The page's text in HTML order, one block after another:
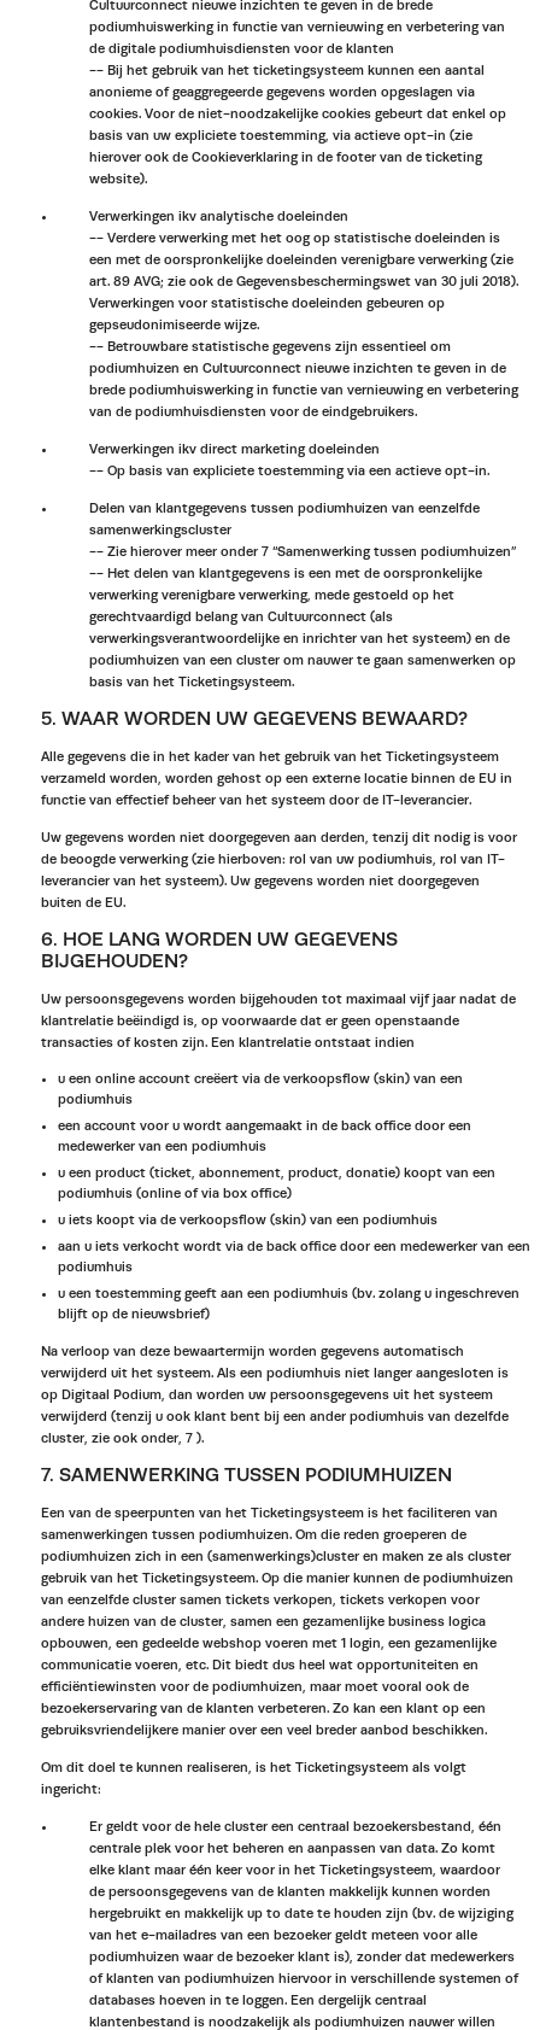
Cultuurconnect nieuwe inzichten te geven in de brede
podiumhuiswerking in functie van vernieuwing en verbetering van
de digitale podiumhuisdiensten voor de klanten
-- Bij het gebruik van het ticketingsysteem kunnen een aantal
anonieme of geaggregeerde gegevens worden opgeslagen via
cookies. Voor de niet-noodzakelijke cookies gebeurt dat enkel op
basis van uw expliciete toestemming, via actieve opt-in (zie
hierover ook de Cookieverklaring in de footer van de ticketing
website).
Verwerkingen ikv analytische doeleinden
-- Verdere verwerking met het oog op statistische doeleinden is
een met de oorspronkelijke doeleinden verenigbare verwerking (zie
art. 89 AVG; zie ook de Gegevensbeschermingswet van 30 juli 2018).
Verwerkingen voor statistische doeleinden gebeuren op
gepseudonimiseerde wijze.
-- Betrouwbare statistische gegevens zijn essentieel om
podiumhuizen en Cultuurconnect nieuwe inzichten te geven in de
brede podiumhuiswerking in functie van vernieuwing en verbetering
van de podiumhuisdiensten voor de eindgebruikers.
Verwerkingen ikv direct marketing doeleinden
-- Op basis van expliciete toestemming via een actieve opt-in.
Delen van klantgegevens tussen podiumhuizen van eenzelfde
samenwerkingscluster
-- Zie hierover meer onder 7 “Samenwerking tussen podiumhuizen”
-- Het delen van klantgegevens is een met de oorspronkelijke
verwerking verenigbare verwerking, mede gestoeld op het
gerechtvaardigd belang van Cultuurconnect (als
verwerkingsverantwoordelijke en inrichter van het systeem) en de
podiumhuizen van een cluster om nauwer te gaan samenwerken op
basis van het Ticketingsysteem.
5. WAAR WORDEN UW GEGEVENS BEWAARD?
Alle gegevens die in het kader van het gebruik van het Ticketingsysteem
verzameld worden, worden gehost op een externe locatie binnen de EU in
functie van effectief beheer van het systeem door de IT-leverancier.
Uw gegevens worden niet doorgegeven aan derden, tenzij dit nodig is voor
de beoogde verwerking (zie hierboven: rol van uw podiumhuis, rol van IT-
leverancier van het systeem). Uw gegevens worden niet doorgegeven
buiten de EU.
6. HOE LANG WORDEN UW GEGEVENS
BIJGEHOUDEN?
Uw persoonsgegevens worden bijgehouden tot maximaal vijf jaar nadat de
klantrelatie beëindigd is, op voorwaarde dat er geen openstaande
transacties of kosten zijn. Een klantrelatie ontstaat indien
u een online account creëert via de verkoopsflow (skin) van een
podiumhuis
een account voor u wordt aangemaakt in de back office door een
medewerker van een podiumhuis
u een product (ticket, abonnement, product, donatie) koopt van een
podiumhuis (online of via box office)
u iets koopt via de verkoopsflow (skin) van een podiumhuis
aan u iets verkocht wordt via de back office door een medewerker van een
podiumhuis
u een toestemming geeft aan een podiumhuis (bv. zolang u ingeschreven
blijft op de nieuwsbrief)
Na verloop van deze bewaartermijn worden gegevens automatisch
verwijderd uit het systeem. Als een podiumhuis niet langer aangesloten is
op Digitaal Podium, dan worden uw persoonsgegevens uit het systeem
verwijderd (tenzij u ook klant bent bij een ander podiumhuis van dezelfde
cluster, zie ook onder, 7 ).
7. SAMENWERKING TUSSEN PODIUMHUIZEN
Een van de speerpunten van het Ticketingsysteem is het faciliteren van
samenwerkingen tussen podiumhuizen. Om die reden groeperen de
podiumhuizen zich in een (samenwerkings)cluster en maken ze als cluster
gebruik van het Ticketingsysteem. Op die manier kunnen de podiumhuizen
van eenzelfde cluster samen tickets verkopen, tickets verkopen voor
andere huizen van de cluster, samen een gezamenlijke business logica
opbouwen, een gedeelde webshop voeren met 1 login, een gezamenlijke
communicatie voeren, etc. Dit biedt dus heel wat opportuniteiten en
efficiëntiewinsten voor de podiumhuizen, maar moet vooral ook de
bezoekerservaring van de klanten verbeteren. Zo kan een klant op een
gebruiksvriendelijkere manier over een veel breder aanbod beschikken.
Om dit doel te kunnen realiseren, is het Ticketingsysteem als volgt
ingericht:
Er geldt voor de hele cluster een centraal bezoekersbestand, één
centrale plek voor het beheren en aanpassen van data. Zo komt
elke klant maar één keer voor in het Ticketingsysteem, waardoor
de persoonsgegevens van de klanten makkelijk kunnen worden
hergebruikt en makkelijk up to date te houden zijn (bv. de wijziging
van het e-mailadres van een bezoeker geldt meteen voor alle
podiumhuizen waar de bezoeker klant is), zonder dat medewerkers
of klanten van podiumhuizen hiervoor in verschillende systemen of
databases hoeven in te loggen. Een dergelijk centraal
klantenbestand is noodzakelijk als podiumhuizen nauwer willen